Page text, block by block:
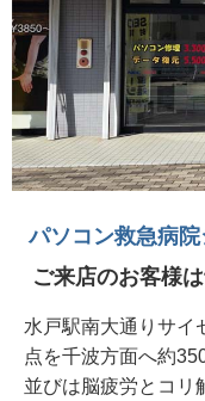
パソコン救急病
ご来店のお客様
水戸駅南大通りサイ
点を千波方面へ約
並びは脳疲労とコリ